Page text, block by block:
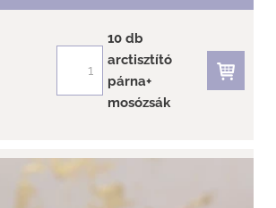
10 db
arctisztító
párna+
mosózsák